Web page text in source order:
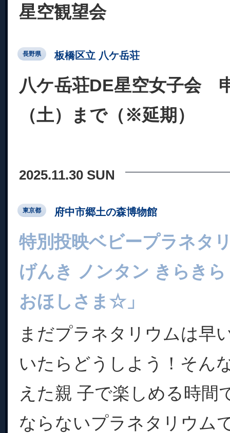
星空観望会
長野県 板橋区立 八ケ岳荘
八ケ岳荘DE星空女子会
（土）まで（※延期）
2025.11.30 SUN
東京都 府中市郷土の森博物館
特別投映ベビープラネタ
げんき ノンタン きらき
おほしさま☆」
まだプラネタリウムは早
いたらどうしよう！そん
えた親 子で楽しめる時間
ならないプラネタリウム